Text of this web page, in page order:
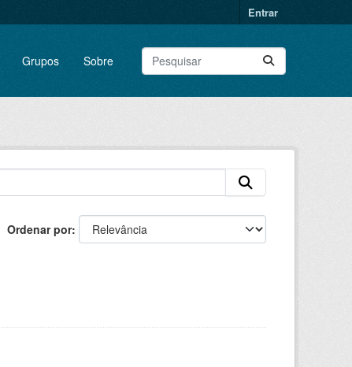
Entrar
Grupos Sobre
Ordenar por